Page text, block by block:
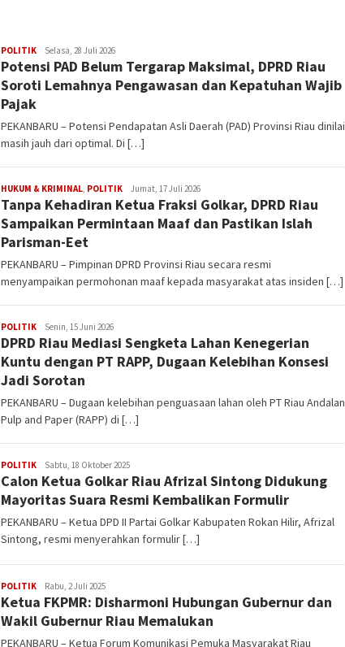
POLITIKEdi
Gustien
Selasa, 28 Juli 2026
Potensi PAD Belum Tergarap Maksimal, DPRD Riau
Soroti Lemahnya Pengawasan dan Kepatuhan Wajib
Pajak
PEKANBARU – Potensi Pendapatan Asli Daerah (PAD) Provinsi Riau dinilai
masih jauh dari optimal. Di […]
HUKUM & KRIMINAL, POLITIKEdi
Gustien
Jumat, 17 Juli 2026
Tanpa Kehadiran Ketua Fraksi Golkar, DPRD Riau
Sampaikan Permintaan Maaf dan Pastikan Islah
Parisman-Eet
PEKANBARU – Pimpinan DPRD Provinsi Riau secara resmi
menyampaikan permohonan maaf kepada masyarakat atas insiden […]
POLITIKEdi
Gustien
Senin, 15 Juni 2026
DPRD Riau Mediasi Sengketa Lahan Kenegerian
Kuntu dengan PT RAPP, Dugaan Kelebihan Konsesi
Jadi Sorotan
PEKANBARU – Dugaan kelebihan penguasaan lahan oleh PT Riau Andalan
Pulp and Paper (RAPP) di […]
POLITIKEdi
Gustien
Sabtu, 18 Oktober 2025
Calon Ketua Golkar Riau Afrizal Sintong Didukung
Mayoritas Suara Resmi Kembalikan Formulir
PEKANBARU – Ketua DPD II Partai Golkar Kabupaten Rokan Hilir, Afrizal
Sintong, resmi menyerahkan formulir […]
POLITIKEdi
Gustien
Rabu, 2 Juli 2025
Ketua FKPMR: Disharmoni Hubungan Gubernur dan
Wakil Gubernur Riau Memalukan
PEKANBARU – Ketua Forum Komunikasi Pemuka Masyarakat Riau